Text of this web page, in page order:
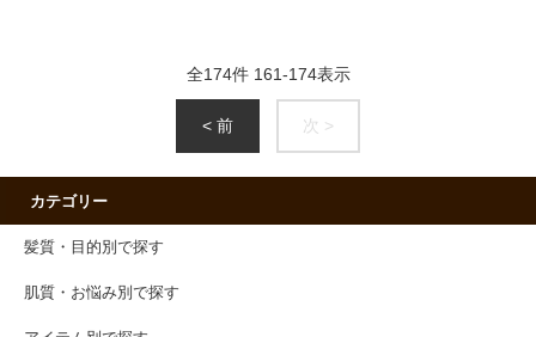
全174件 161-174表示
< 前 次 >
カテゴリー
髪質・目的別で探す
肌質・お悩み別で探す